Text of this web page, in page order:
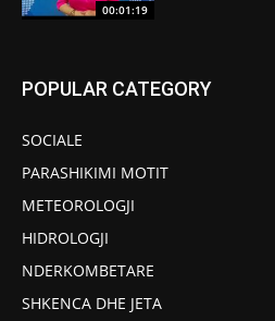
00:01:19
POPULAR CATEGORY
SOCIALE
PARASHIKIMI MOTIT
METEOROLOGJI
HIDROLOGJI
NDERKOMBETARE
SHKENCA DHE JETA